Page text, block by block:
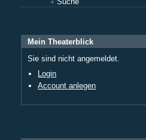
Mein Theaterblick
Sie sind nicht angemeldet.
Login
Account anlegen